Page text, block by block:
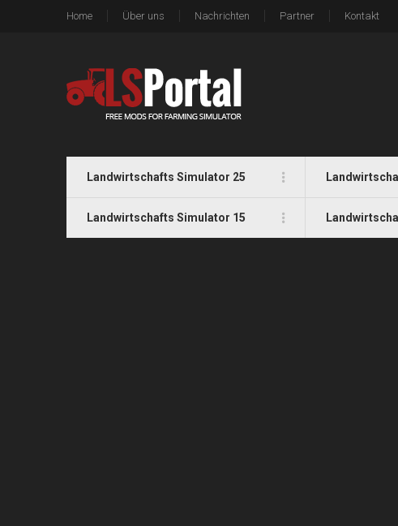
Home Über uns Nachrichten Partner Kontakt
Landwirtschafts Simulator 25
Landwirtschafts Simulator 15